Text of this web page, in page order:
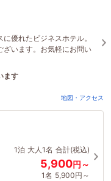
優れたビジネスホテル。
ざいます。お気軽にお問い
ます
地図・アクセス
1泊 大人1名 合計(税込)
5,900円～
1名 5,900円～